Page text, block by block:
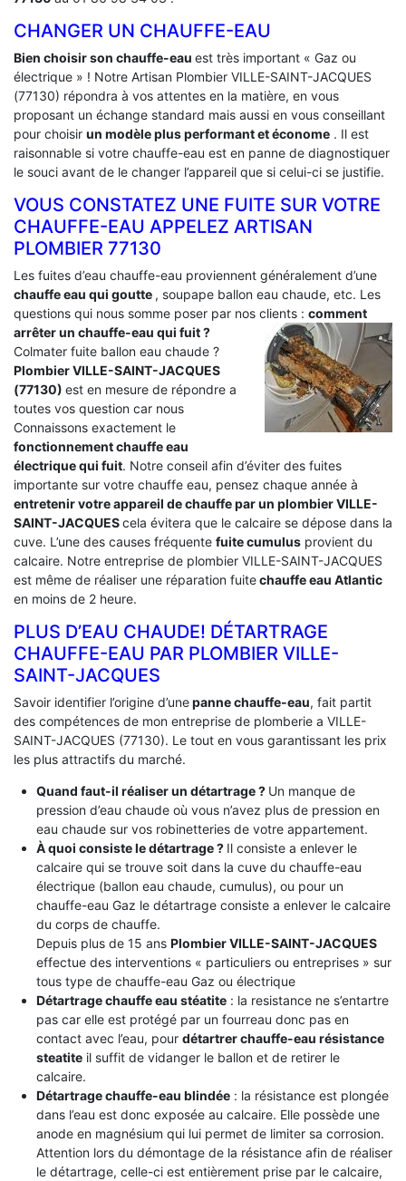
CHANGER UN CHAUFFE-EAU
Bien choisir son chauffe-eau est très important « Gaz ou
électrique » ! Notre Artisan Plombier VILLE-SAINT-JACQUES
(77130) répondra à vos attentes en la matière, en vous
proposant un échange standard mais aussi en vous conseillant
pour choisir un modèle plus performant et économe . Il est
raisonnable si votre chauffe-eau est en panne de diagnostiquer
le souci avant de le changer l’appareil que si celui-ci se justifie.
VOUS CONSTATEZ UNE FUITE SUR VOTRE
CHAUFFE-EAU APPELEZ ARTISAN
PLOMBIER 77130
Les fuites d’eau chauffe-eau proviennent généralement d’une
chauffe eau qui goutte , soupape ballon eau chaude, etc. Les
questions qui nous somme poser par nos clients : comment
arrêter un chauffe-eau qui fuit ?
Colmater fuite ballon eau chaude ?
Plombier VILLE-SAINT-JACQUES
(77130) est en mesure de répondre a
toutes vos question car nous
Connaissons exactement le
fonctionnement chauffe eau
électrique qui fuit. Notre conseil afin d’éviter des fuites
importante sur votre chauffe eau, pensez chaque année à
entretenir votre appareil de chauffe par un plombier VILLE-
SAINT-JACQUEScela évitera que le calcaire se dépose dans la
cuve. L’une des causes fréquente fuite cumulus provient du
calcaire. Notre entreprise de plombier VILLE-SAINT-JACQUES
est même de réaliser une réparation fuitechauffe eau Atlantic
en moins de 2 heure.
PLUS D’EAU CHAUDE! DÉTARTRAGE
CHAUFFE-EAU PAR PLOMBIER VILLE-
SAINT-JACQUES
Savoir identifier l’origine d’unepanne chauffe-eau, fait partit
des compétences de mon entreprise de plomberie a VILLE-
SAINT-JACQUES (77130). Le tout en vous garantissant les prix
les plus attractifs du marché.
Quand faut-il réaliser un détartrage ? Un manque de
pression d’eau chaude où vous n’avez plus de pression en
eau chaude sur vos robinetteries de votre appartement.
À quoi consiste le détartrage ? Il consiste a enlever le
calcaire qui se trouve soit dans la cuve du chauffe-eau
électrique (ballon eau chaude, cumulus), ou pour un
chauffe-eau Gaz le détartrage consiste a enlever le calcaire
du corps de chauffe.
Depuis plus de 15 ans Plombier VILLE-SAINT-JACQUES
effectue des interventions « particuliers ou entreprises » sur
tous type de chauffe-eau Gaz ou électrique
Détartrage chauffe eau stéatite: la resistance ne s’entartre
pas car elle est protégé par un fourreau donc pas en
contact avec l’eau, pour détartrer chauffe-eau résistance
steatiteil suffit de vidanger le ballon et de retirer le
calcaire.
Détartrage chauffe-eau blindée: la résistance est plongée
dans l’eau est donc exposée au calcaire. Elle possède une
anode en magnésium qui lui permet de limiter sa corrosion.
Attention lors du démontage de la résistance afin de réaliser
le détartrage, celle-ci est entièrement prise par le calcaire,